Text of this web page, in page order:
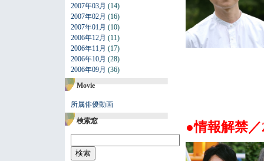
2007年03月 (14)
2007年02月 (16)
2007年01月 (10)
2006年12月 (11)
2006年11月 (17)
2006年10月 (28)
2006年09月 (36)
Movie
所属俳優動画
検索窓
●情報解禁